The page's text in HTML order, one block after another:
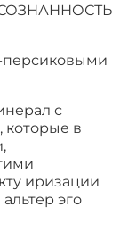
персиковыми
с
которые в
иризации
эго